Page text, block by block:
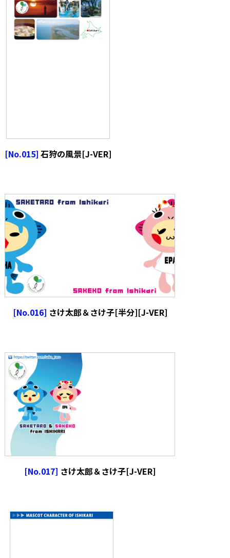
[No.015] 石狩の風景[J-VER]
[No.016] さけ太郎＆さけ子[半分][J-VER]
[No.017] さけ太郎＆さけ子[J-VER]